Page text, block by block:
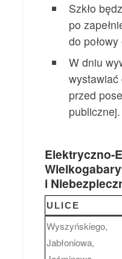
Szkło
po
do
W dniu
przed
publicznej.
Elektryczno-
i
ULICE
Wyszyńskiego,
Jabłoniowa,